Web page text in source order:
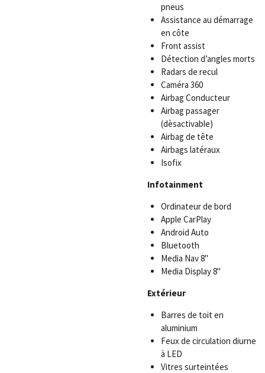
pneus
Assistance au démarrage
en côte
Front assist
Détection d’angles morts
Radars de recul
Caméra 360
Airbag Conducteur
Airbag passager
(dèsactivable)
Airbag de tête
Airbags latéraux
Isofix
Infotainment
Ordinateur de bord
Apple CarPlay
Android Auto
Bluetooth
Media Nav 8"
Media Display 8"
Extérieur
Barres de toit en
aluminium
Feux de circulation diurne
à LED
Vitres surteintées